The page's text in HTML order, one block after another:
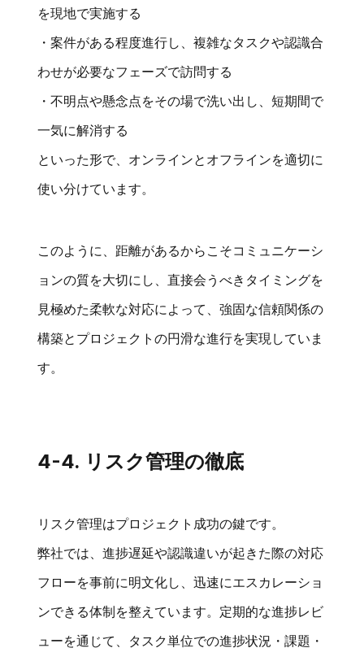
を現地で実施する
・案件がある程度進行し、複雑なタスクや認識合
わせが必要なフェーズで訪問する
・不明点や懸念点をその場で洗い出し、短期間で
一気に解消する
といった形で、オンラインとオフラインを適切に
使い分けています。
このように、距離があるからこそコミュニケーシ
ョンの質を大切にし、直接会うべきタイミングを
見極めた柔軟な対応によって、強固な信頼関係の
構築とプロジェクトの円滑な進行を実現していま
す。
4-4. リスク管理の徹底
リスク管理はプロジェクト成功の鍵です。
弊社では、進捗遅延や認識違いが起きた際の対応
フローを事前に明文化し、迅速にエスカレーショ
ンできる体制を整えています。定期的な進捗レビ
ューを通じて、タスク単位での進捗状況・課題・